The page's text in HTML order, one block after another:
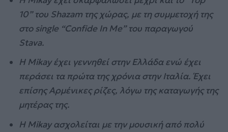
10” του Shazam της χώρας, με τη συμμετοχή της
στοsingle “Confide In Me” του παραγωγού
Stava.
Η Mikayέχει γεννηθεί στην Ελλάδα ενώ έχει
περάσει τα πρώτα της χρόνια στην Ιταλία. Έχει
επίσης Αρμένικες ρίζες, λόγω της καταγωγής της
μητέρας της.
Η Mikayασχολείται με την μουσική από πολύ